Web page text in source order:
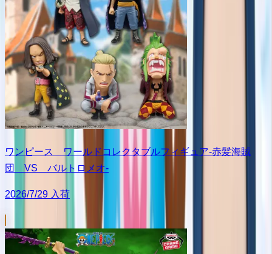
ワンピース ワールドコレクタブルフィギュア-赤髪海賊
団 VS バルトロメオ-
2026/7/29 入荷